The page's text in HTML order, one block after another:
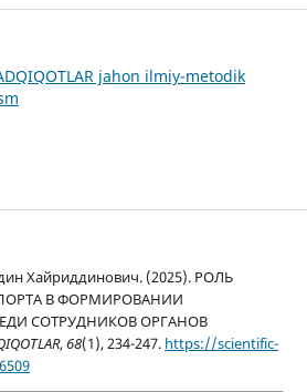
jahon ilmiy-metodik
Хайриддинович. (2025). РОЛЬ
В ФОРМИРОВАНИИ
СОТРУДНИКОВ ОРГАНОВ
,68(1), 234-247. https://scientific-